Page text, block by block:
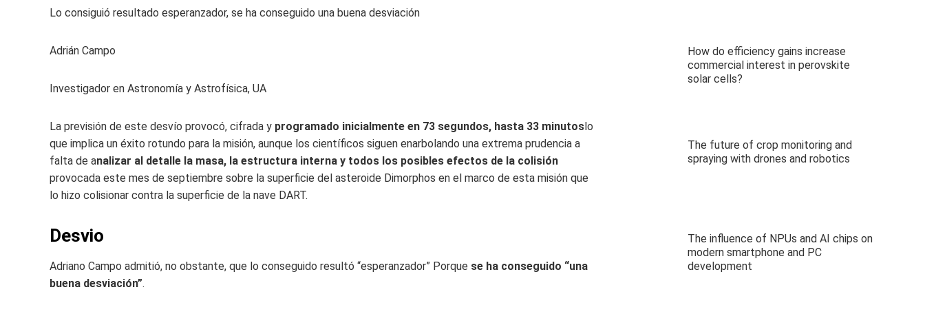
Lo consiguió resultado esperanzador, se ha conseguido una buena desviación
Adrián Campo
Investigador en Astronomía y Astrofísica, UA
La previsión de este desvío provocó, cifrada y programado inicialmente en 73 segundos, hasta 33 minutoslo
que implica un éxito rotundo para la misión, aunque los científicos siguen enarbolando una extrema prudencia a
falta de analizar al detalle la masa, la estructura interna y todos los posibles efectos de la colisión
provocada este mes de septiembre sobre la superficie del asteroide Dimorphos en el marco de esta misión que
lo hizo colisionar contra la superficie de la nave DART.
Desvio
Adriano Campo admitió, no obstante, que lo conseguido resultó “esperanzador” Porque se ha conseguido “una
buena desviación”.
How do efficiency gains increase
commercial interest in perovskite
solar cells?
The future of crop monitoring and
spraying with drones and robotics
The influence of NPUs and AI chips on
modern smartphone and PC
development